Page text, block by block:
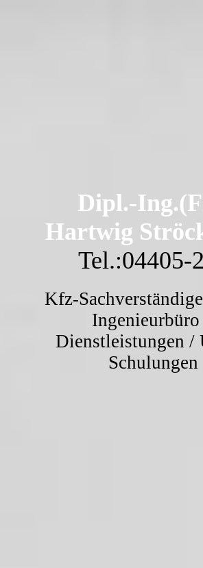
Dipl.-
Hartwig
Tel.:04405-
Kfz-
Ingenieurbüro
Dienstleistungen
Schulungen